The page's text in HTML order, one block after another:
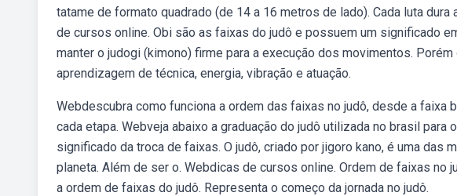
tatame de formato quadrado (de 14 a 16 metros de lado). Cada luta
de cursos online. Obi são as faixas do judô e possuem um significado
manter o judogi (kimono) firme para a execução dos movimentos.
aprendizagem de técnica, energia, vibração e atuação.
Webdescubra como funciona a ordem das faixas no judô, desde a faixa
cada etapa. Webveja abaixo a graduação do judô utilizada no brasil para
significado da troca de faixas. O judô, criado por jigoro kano, é uma das
planeta. Além de ser o. Webdicas de cursos online. Ordem de faixas no
a ordem de faixas do judô. Representa o começo da jornada no judô.